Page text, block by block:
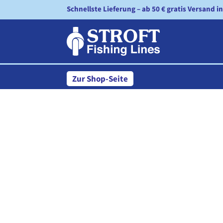
Schnellste Lieferung – ab 50 € gratis Versand
Zur Shop-Seite